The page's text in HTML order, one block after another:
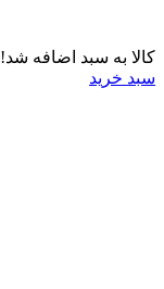
کالا به سبد اضافه شد!
سبد خرید